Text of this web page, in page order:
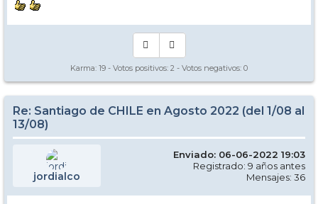
Karma: 19 - Votos positivos: 2 - Votos negativos: 0
Re: Santiago de CHILE en Agosto 2022 (del 1/08 al
13/08)
jordialco
Enviado: 06-06-2022 19:03
Registrado: 9 años antes
Mensajes: 36